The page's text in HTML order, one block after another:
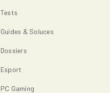
Tests
Guides & Soluces
Dossiers
Esport
PC Gaming